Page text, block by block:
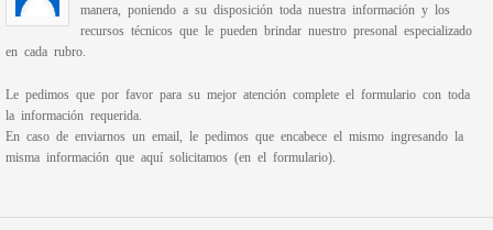
manera, poniendo a su disposición toda nuestra información y los
recursos técnicos que le pueden brindar nuestro presonal especializado
en cada rubro.
Le pedimos que por favor para su mejor atención complete el formulario con toda
la información requerida.
En caso de enviarnos un email, le pedimos que encabece el mismo ingresando la
misma información que aquí solicitamos (en el formulario).